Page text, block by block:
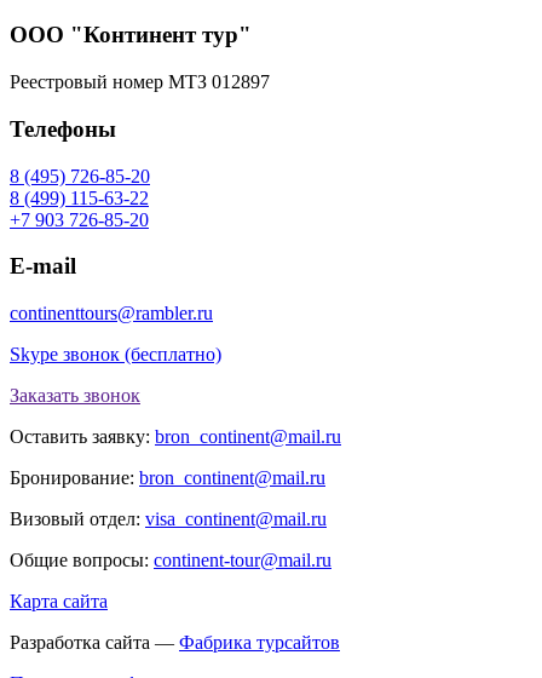
ООО "Континент тур"
Реестровый номер МТЗ 012897
Телефоны
8 (495) 726-85-20
8 (499) 115-63-22
+7 903 726-85-20
E-mail
continenttours@rambler.ru
Skype звонок (бесплатно)
Заказать звонок
Оставить заявку: bron_continent@mail.ru
Бронирование: bron_continent@mail.ru
Визовый отдел: visa_continent@mail.ru
Общие вопросы: continent-tour@mail.ru
Карта сайта
Разработка сайта — Фабрика турсайтов